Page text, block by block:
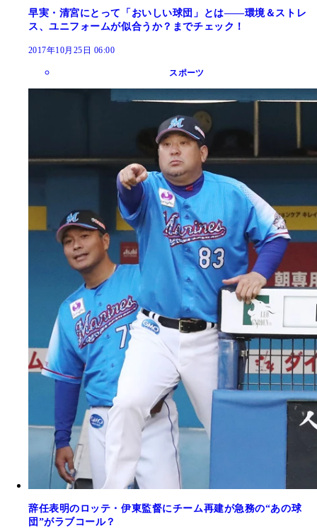
早実・清宮にとって「おいしい球団」とは――環境＆ストレ
ス、ユニフォームが似合うか？までチェック！
2017年10月25日 06:00
スポーツ
辞任表明のロッテ・伊東監督にチーム再建が急務の“あの球
団”がラブコール？